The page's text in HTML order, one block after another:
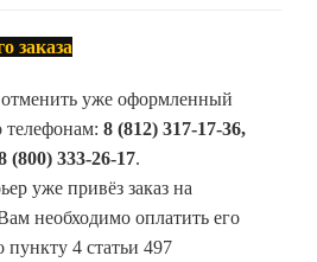
заказа
уже оформленный
телефонам: 8 (812) 317-17-36,
(800) 333-26-17.
уже привёз заказ на
необходимо оплатить его
пункту 4 статьи 497